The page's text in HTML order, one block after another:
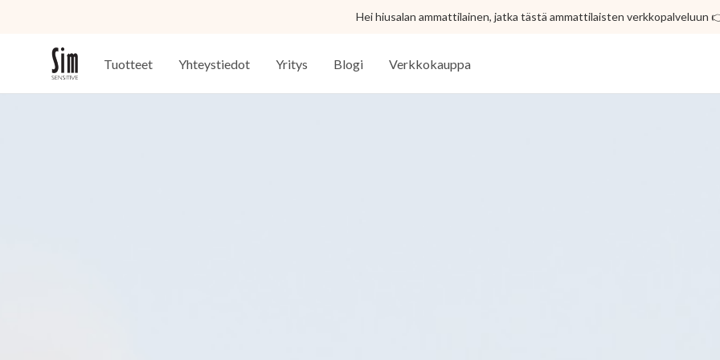
Hei hiusalan ammattilainen, jatka tästä ammattilaisten verkkopalveluun
Tuotteet Yhteystiedot Yritys Blogi Verkkokauppa